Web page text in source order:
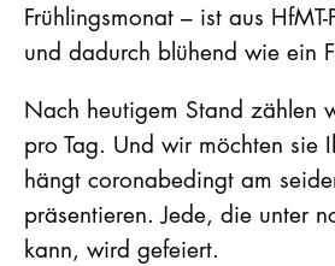
Frühlingsmonat – ist aus
und dadurch blühend wie ein
Nach heutigem Stand zählen
pro Tag. Und wir möchten sie
hängt coronabedingt am
präsentieren. Jede, die unter
kann, wird gefeiert.